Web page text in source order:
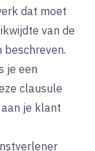
dat moet
van de
beschreven.
je een
clausule
je klant